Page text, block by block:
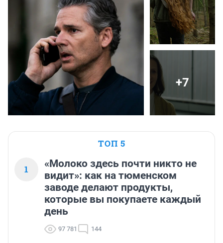
+7
ТОП 5
1
«Молоко здесь почти никто не
видит»: как на тюменском
заводе делают продукты,
которые вы покупаете каждый
день
97 781 144